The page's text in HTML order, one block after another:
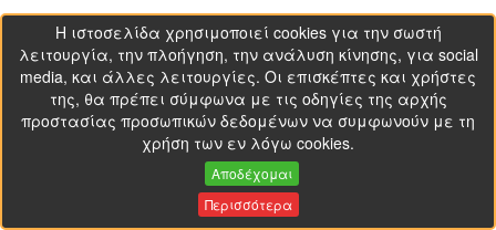
Η ιστοσελίδα χρησιμοποιεί cookies για την σωστή
λειτουργία, την πλοήγηση, την ανάλυση κίνησης, για social
media, και άλλες λειτουργίες. Οι επισκέπτες και χρήστες
της, θα πρέπει σύμφωνα με τις οδηγίες της αρχής
προστασίας προσωπικών δεδομένων να συμφωνούν με τη
χρήση των εν λόγω cookies.
Αποδέχομαι
Περισσότερα